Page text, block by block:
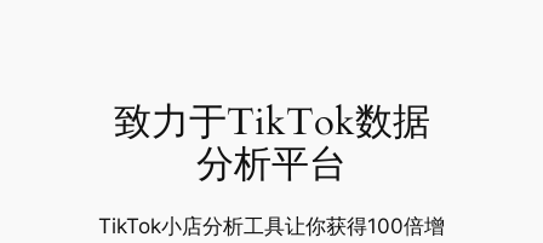
致力于TikTok数据
分析平台
TikTok小店分析工具让你获得100倍增